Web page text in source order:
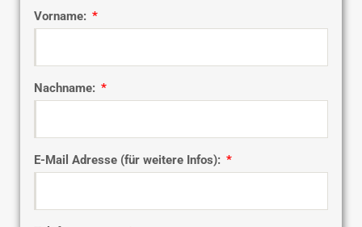
Vorname:
Nachname:
E-Mail Adresse (für weitere Infos):